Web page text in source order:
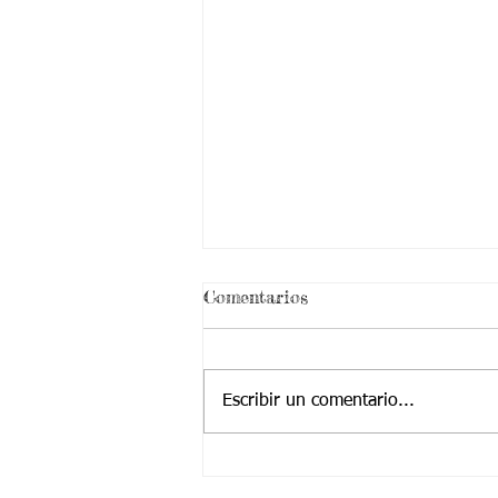
Comentarios
Escribir un comentario...